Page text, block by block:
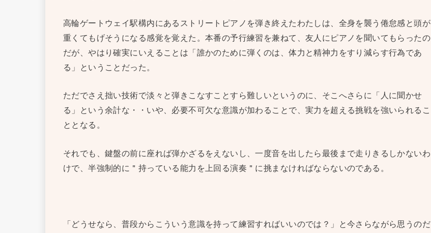
高輪ゲートウェイ駅構内にあるストリートピアノを弾き終えたわたしは、全身を襲う倦怠感と頭が
重くてもげそうになる感覚を覚えた。本番の予行練習を兼ねて、友人にピアノを聞いてもらったの
だが、やはり確実にいえることは「誰かのために弾くのは、体力と精神力をすり減らす行為であ
る」ということだった。
ただでさえ拙い技術で淡々と弾きこなすことすら難しいというのに、そこへさらに「人に聞かせ
る」という余計な・・いや、必要不可欠な意識が加わることで、実力を超える挑戦を強いられるこ
ととなる。
それでも、鍵盤の前に座れば弾かざるをえないし、一度音を出したら最後まで走りきるしかないわ
けで、半強制的に＂持っている能力を上回る演奏＂に挑まなければならないのである。
「どうせなら、普段からこういう意識を持って練習すればいいのでは？」と今さらながら思うのだ